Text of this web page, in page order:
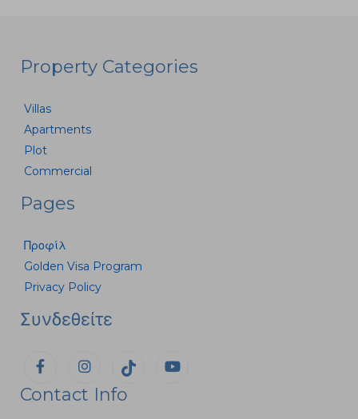
Property Categories
Villas
Apartments
Plot
Commercial
Pages
Προφίλ
Golden Visa Program
Privacy Policy
Συνδεθείτε
Contact Info